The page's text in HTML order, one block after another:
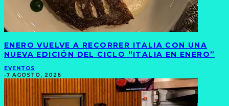
ENERO VUELVE A RECORRER ITALIA CON UNA
NUEVA EDICIÓN DEL CICLO “ITALIA EN ENERO”
EVENTOS
·7 AGOSTO, 2026